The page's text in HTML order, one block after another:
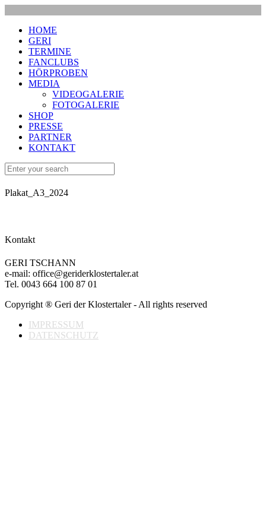
HOME
GERI
TERMINE
FANCLUBS
HÖRPROBEN
MEDIA
VIDEOGALERIE
FOTOGALERIE
SHOP
PRESSE
PARTNER
KONTAKT
Plakat_A3_2024
Kontakt
GERI TSCHANN
e-mail: office@geriderklostertaler.at
Tel. 0043 664 100 87 01
Copyright ® Geri der Klostertaler - All rights reserved
IMPRESSUM
DATENSCHUTZ